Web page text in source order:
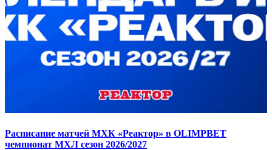
Расписание матчей МХК «Реактор» в OLIMPBET
чемпионат МХЛ сезон 2026/2027